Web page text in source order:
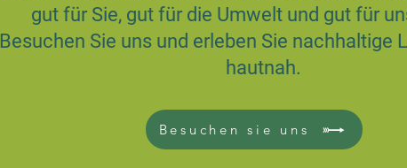
gut für Sie, gut für die Umwelt und gut für
Besuchen Sie uns und erleben Sie nachhaltige
hautnah.
Besuchen sie uns